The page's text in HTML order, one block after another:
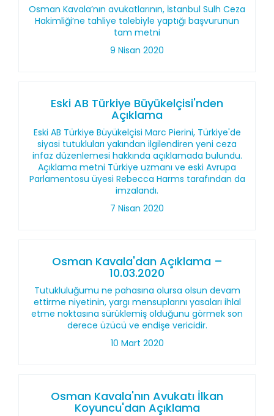
Osman Kavala’nın avukatlarının, İstanbul Sulh Ceza
Hakimliği’ne tahliye talebiyle yaptığı başvurunun
tam metni
9 Nisan 2020
Eski AB Türkiye Büyükelçisi'nden
Açıklama
Eski AB Türkiye Büyükelçisi Marc Pierini, Türkiye'de
siyasi tutukluları yakından ilgilendiren yeni ceza
infaz düzenlemesi hakkında açıklamada bulundu.
Açıklama metni Türkiye uzmanı ve eski Avrupa
Parlamentosu üyesi Rebecca Harms tarafından da
imzalandı.
7 Nisan 2020
Osman Kavala'dan Açıklama –
10.03.2020
Tutukluluğumu ne pahasına olursa olsun devam
ettirme niyetinin, yargı mensuplarını yasaları ihlal
etme noktasına sürüklemiş olduğunu görmek son
derece üzücü ve endişe vericidir.
10 Mart 2020
Osman Kavala'nın Avukatı İlkan
Koyuncu'dan Açıklama